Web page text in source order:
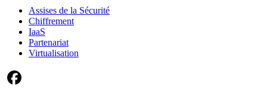
Assises de la Sécurité
Chiffrement
IaaS
Partenariat
Virtualisation